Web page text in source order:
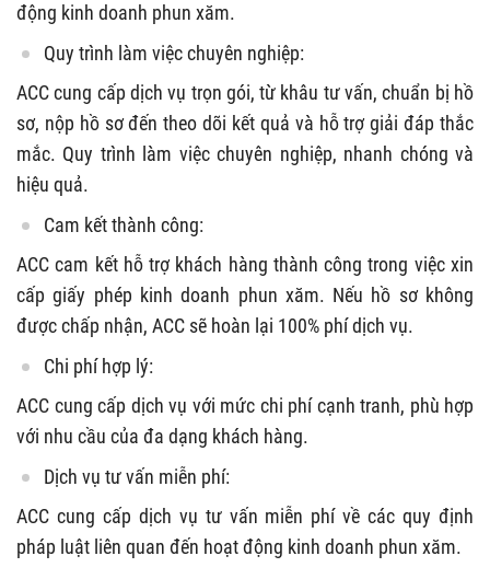
động kinh doanh phun xăm.
Quy trình làm việc chuyên nghiệp:
ACC cung cấp dịch vụ trọn gói, từ khâu tư vấn, chuẩn bị hồ
sơ, nộp hồ sơ đến theo dõi kết quả và hỗ trợ giải đáp thắc
mắc. Quy trình làm việc chuyên nghiệp, nhanh chóng và
hiệu quả.
Cam kết thành công:
ACC cam kết hỗ trợ khách hàng thành công trong việc xin
cấp giấy phép kinh doanh phun xăm. Nếu hồ sơ không
được chấp nhận, ACC sẽ hoàn lại 100% phí dịch vụ.
Chi phí hợp lý:
ACC cung cấp dịch vụ với mức chi phí cạnh tranh, phù hợp
với nhu cầu của đa dạng khách hàng.
Dịch vụ tư vấn miễn phí:
ACC cung cấp dịch vụ tư vấn miễn phí về các quy định
pháp luật liên quan đến hoạt động kinh doanh phun xăm.